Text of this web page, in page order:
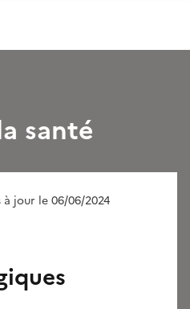
santé
à jour le 06/06/2024